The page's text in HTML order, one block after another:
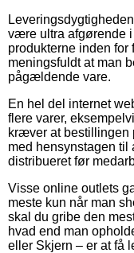
være ultra afgørende
produkterne inden for
meningsfuldt at man
pågældende vare.
En hel del internet
flere varer,
kræver at bestillingen
med hensynstagen til
distribueret før
Visse online outlets
meste kun når man
skal du gribe den
hvad end man
eller Skjern – er at få